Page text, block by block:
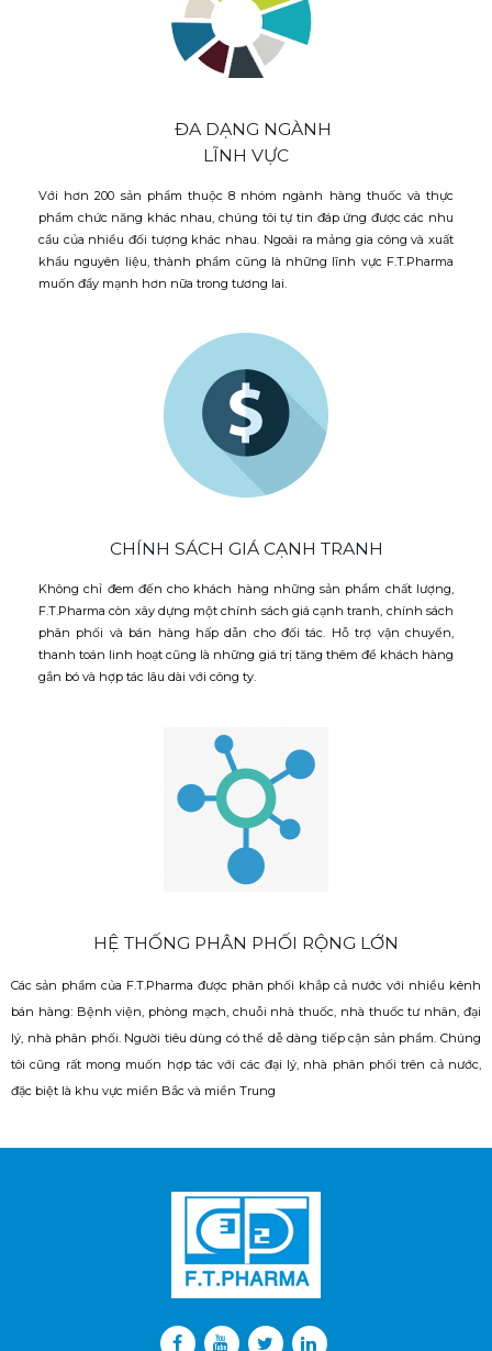
ĐA DẠNG NGÀNH
LĨNH VỰC
Với hơn 200 sản phẩm thuộc 8 nhóm ngành hàng thuốc và thực
phẩm chức năng khác nhau, chúng tôi tự tin đáp ứng được các nhu
cầu của nhiều đối tượng khác nhau. Ngoài ra mảng gia công và xuất
khẩu nguyên liệu, thành phẩm cũng là những lĩnh vực F.T.Pharma
muốn đẩy mạnh hơn nữa trong tương lai.
CHÍNH SÁCH GIÁ CẠNH TRANH
Không chỉ đem đến cho khách hàng những sản phẩm chất lượng,
F.T.Pharma còn xây dựng một chính sách giá cạnh tranh, chính sách
phân phối và bán hàng hấp dẫn cho đối tác. Hỗ trợ vận chuyển,
thanh toán linh hoạt cũng là những giá trị tăng thêm để khách hàng
gắn bó và hợp tác lâu dài với công ty.
HỆ THỐNG PHÂN PHỐI RỘNG LỚN
Các sản phẩm của F.T.Pharma được phân phối khắp cả nước với nhiều kênh
bán hàng: Bệnh viện, phòng mạch, chuỗi nhà thuốc, nhà thuốc tư nhân, đại
lý, nhà phân phối. Người tiêu dùng có thể dễ dàng tiếp cận sản phẩm. Chúng
tôi cũng rất mong muốn hợp tác với các đại lý, nhà phân phối trên cả nước,
đặc biệt là khu vực miền Bắc và miền Trung